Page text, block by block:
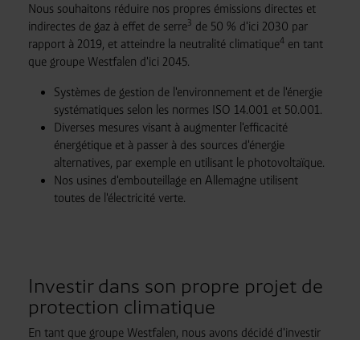
Nous souhaitons réduire nos propres émissions directes et
indirectes de gaz à effet de serre3 de 50 % d'ici 2030 par
rapport à 2019, et atteindre la neutralité climatique4en tant
que groupe Westfalen d'ici 2045.
Systèmes de gestion de l'environnement et de l'énergie
systématiques selon les normes ISO 14.001 et 50.001.
Diverses mesures visant à augmenter l'efficacité
énergétique et à passer à des sources d'énergie
alternatives, par exemple en utilisant le photovoltaïque.
Nos usines d'embouteillage en Allemagne utilisent
toutes de l'électricité verte.
Investir dans son propre projet de
protection climatique
En tant que groupe Westfalen, nous avons décidé d'investir